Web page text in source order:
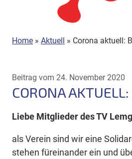
Home » Aktuell » Corona aktuell:
Beitrag vom 24. November 2020
CORONA
Liebe Mitglieder des TV
als Verein sind wir eine
stehen füreinander ein und